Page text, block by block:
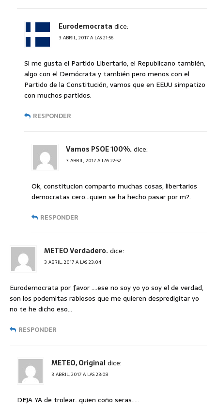
Eurodemocrata dice:
3 ABRIL, 2017 A LAS 21:56
Si me gusta el Partido Libertario, el Republicano también,
algo con el Demócrata y también pero menos con el
Partido de la Constitución, vamos que en EEUU simpatizo
con muchos partidos.
RESPONDER
Vamos PSOE 100%.dice:
3 ABRIL, 2017 A LAS 22:52
Ok, constitucion comparto muchas cosas, libertarios
democratas cero…quien se ha hecho pasar por m?.
RESPONDER
METEO Verdadero.dice:
3 ABRIL, 2017 A LAS 23:04
Eurodemocrata por favor ….ese no soy yo yo soy el de verdad,
son los podemitas rabiosos que me quieren despredigitar yo
no te he dicho eso…
RESPONDER
METEO, Originaldice:
3 ABRIL, 2017 A LAS 23:08
DEJA YA de trolear…quien coño seras…..